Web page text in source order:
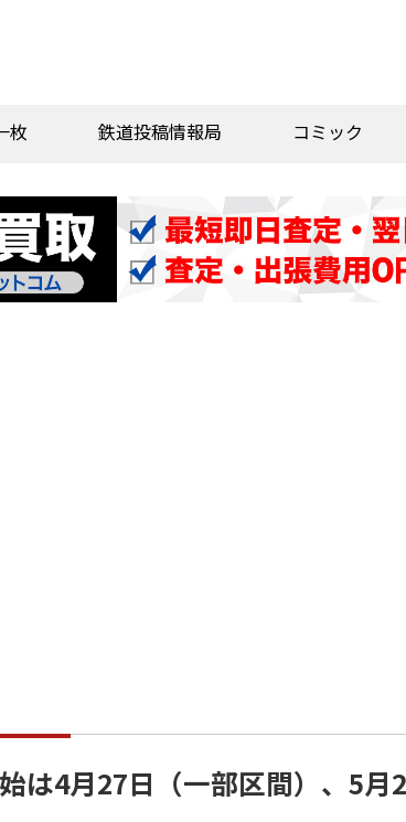
枚 鉄道投稿情報局 コミック
は4月27日（一部区間）、5月